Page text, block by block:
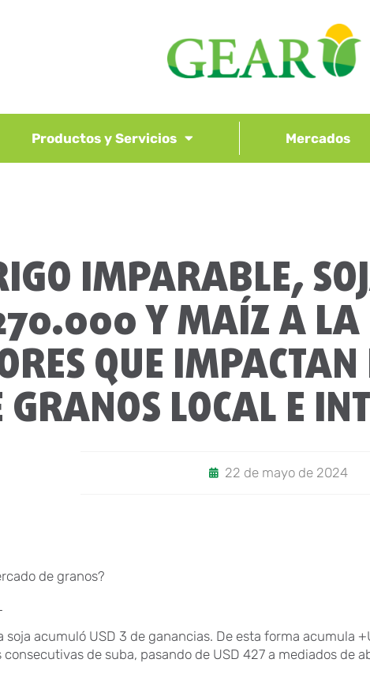
Productos y Servicios Mercados
IMPARABLE,
Y MAÍZ A LA
QUE
GRANOS LOCAL E
22 de mayo de 2024
de granos?
soja acumuló USD 3 de ganancias. De esta forma acumula
de suba, pasando de USD 427 a mediados de